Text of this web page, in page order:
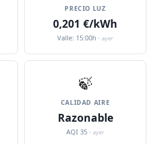
PRECIO LUZ
0,201 €/kWh
Valle: 15:00h · ayer
🍃
CALIDAD AIRE
Razonable
AQI 35 · ayer